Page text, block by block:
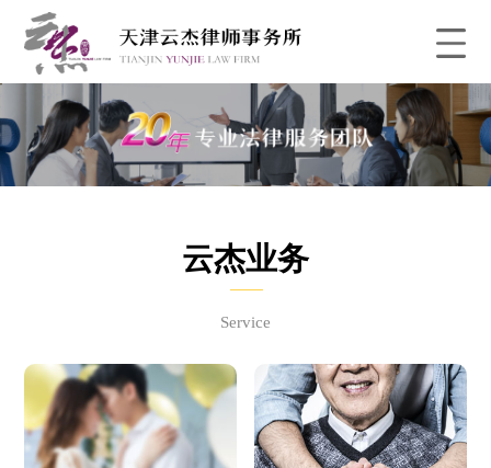
云杰业务
Service